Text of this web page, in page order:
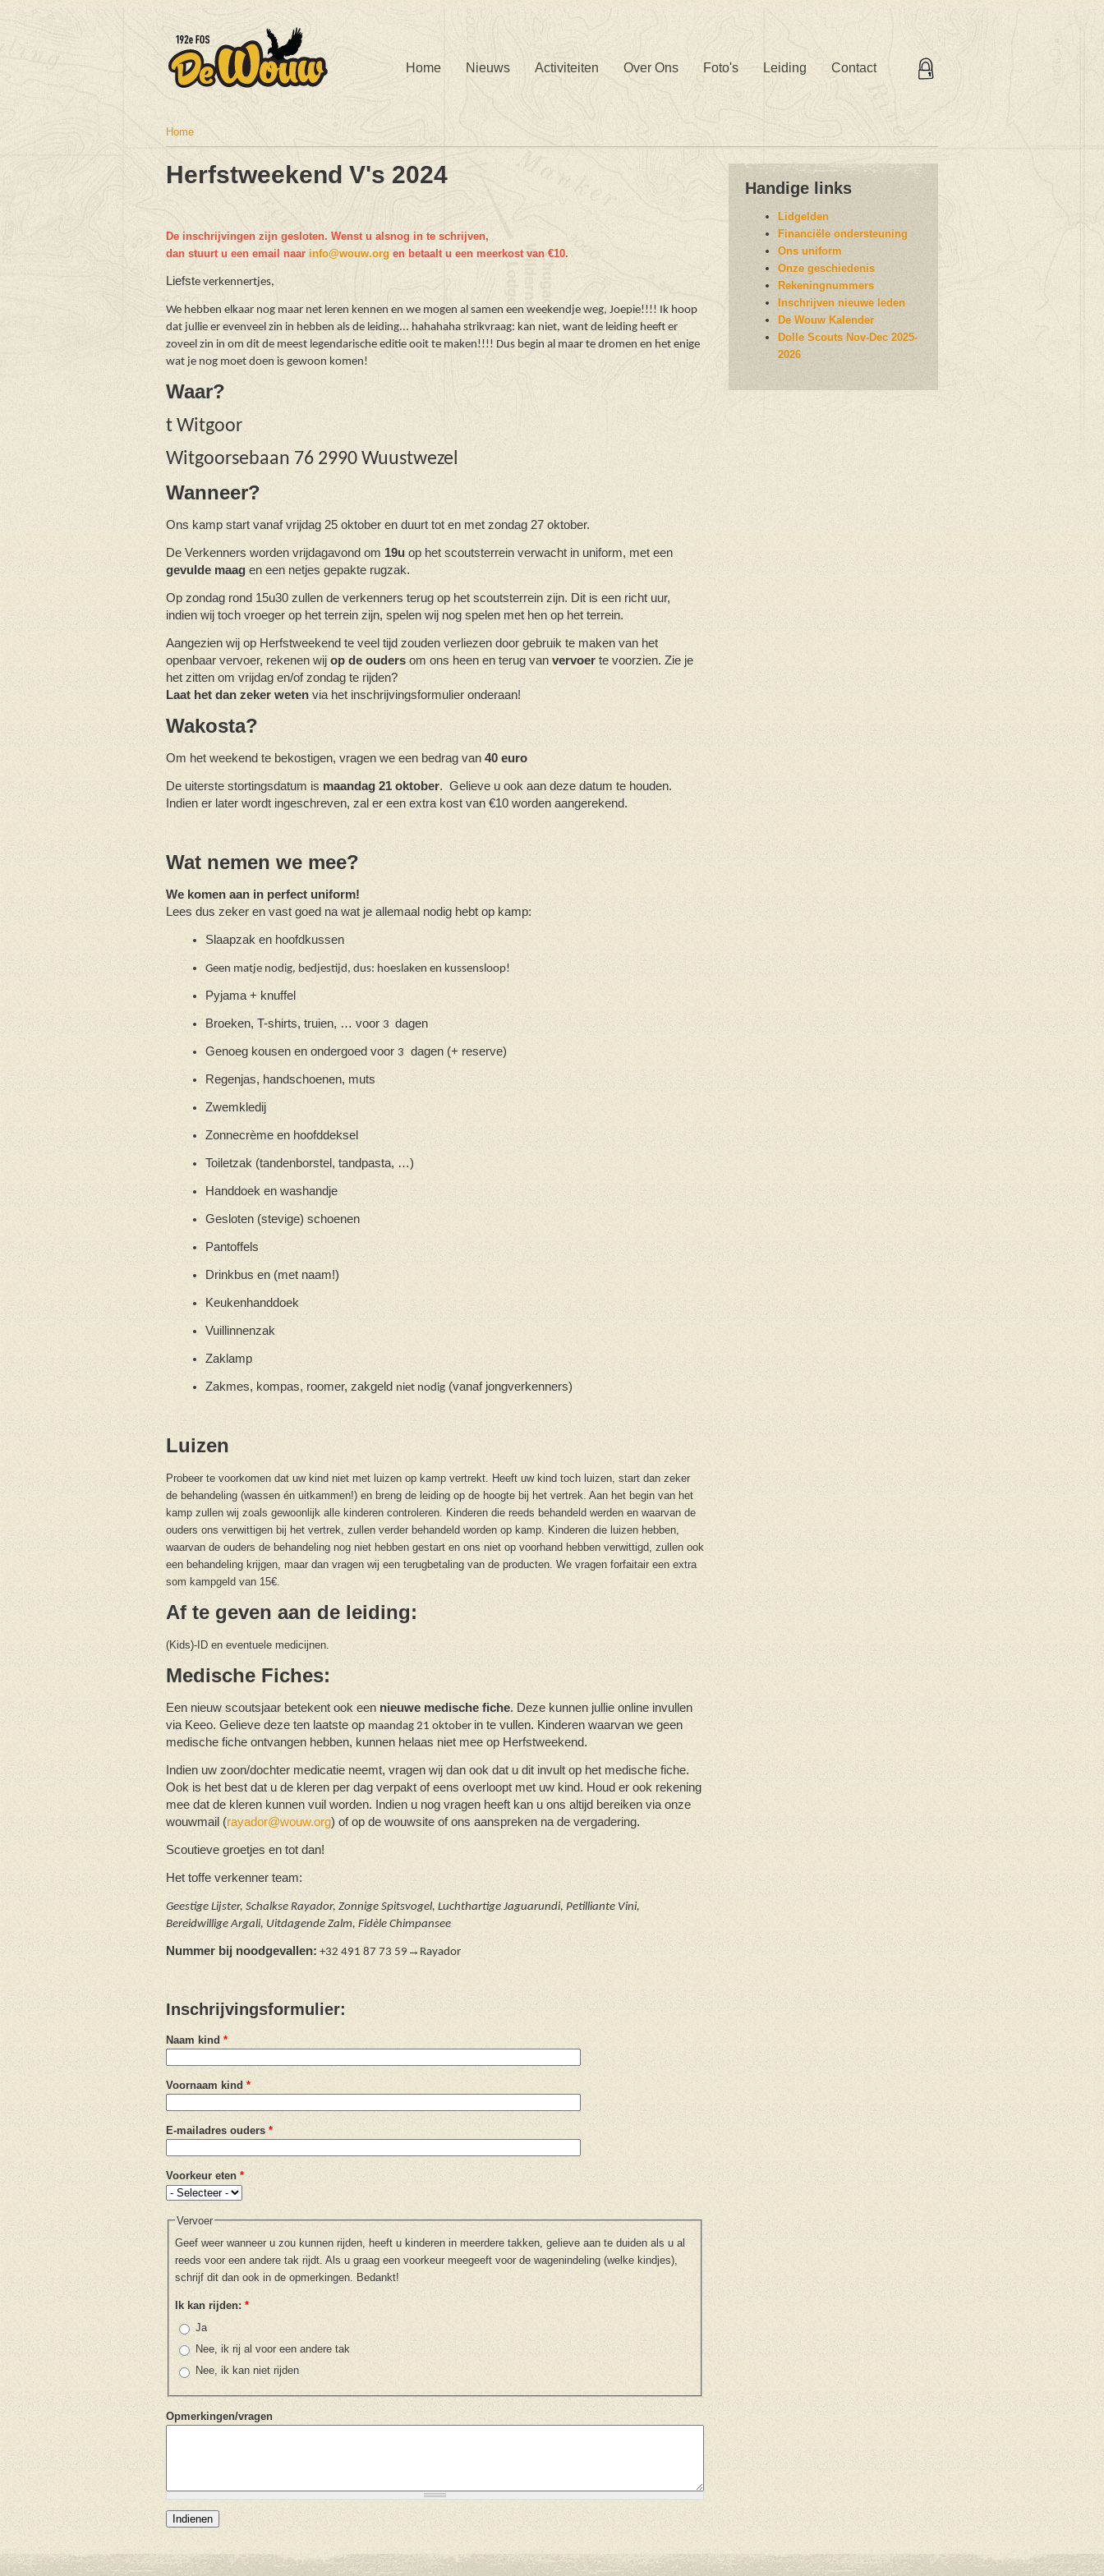
Home Nieuws Activiteiten Over Ons Foto's Leiding Contact
U bent hier
Home
Herfstweekend V's 2024
De inschrijvingen zijn gesloten. Wenst u alsnog in te schrijven,
dan stuurt u een email naar info@wouw.org en betaalt u een meerkost van €10.
Liefste verkennertjes,
We hebben elkaar nog maar net leren kennen en we mogen al samen een weekendje weg, Joepie!!!! Ik hoop
dat jullie er evenveel zin in hebben als de leiding... hahahaha strikvraag: kan niet, want de leiding heeft er
zoveel zin in om dit de meest legendarische editie ooit te maken!!!! Dus begin al maar te dromen en het enige
wat je nog moet doen is gewoon komen!
Waar?
t Witgoor
Witgoorsebaan 76 2990 Wuustwezel
Wanneer?
Ons kamp start vanaf vrijdag 25 oktober en duurt tot en met zondag 27 oktober.
De Verkenners worden vrijdagavond om 19u op het scoutsterrein verwacht in uniform, met een
gevulde maag en een netjes gepakte rugzak.
Op zondag rond 15u30 zullen de verkenners terug op het scoutsterrein zijn. Dit is een richt uur,
indien wij toch vroeger op het terrein zijn, spelen wij nog spelen met hen op het terrein.
Aangezien wij op Herfstweekend te veel tijd zouden verliezen door gebruik te maken van het
openbaar vervoer, rekenen wij op de ouders om ons heen en terug van vervoer te voorzien. Zie je
het zitten om vrijdag en/of zondag te rijden?
Laat het dan zeker weten via het inschrijvingsformulier onderaan!
Wakosta?
Om het weekend te bekostigen, vragen we een bedrag van 40 euro
De uiterste stortingsdatum is maandag 21 oktober. Gelieve u ook aan deze datum te houden.
Indien er later wordt ingeschreven, zal er een extra kost van €10 worden aangerekend.
Wat nemen we mee?
We komen aan in perfect uniform!
Lees dus zeker en vast goed na wat je allemaal nodig hebt op kamp:
Slaapzak en hoofdkussen
Geen matje nodig, bedjestijd, dus: hoeslaken en kussensloop!
Pyjama + knuffel
Broeken, T-shirts, truien, … voor 3 dagen
Genoeg kousen en ondergoed voor 3 dagen (+ reserve)
Regenjas, handschoenen, muts
Zwemkledij
Zonnecrème en hoofddeksel
Toiletzak (tandenborstel, tandpasta, …)
Handdoek en washandje
Gesloten (stevige) schoenen
Pantoffels
Drinkbus en (met naam!)
Keukenhanddoek
Vuillinnenzak
Zaklamp
Zakmes, kompas, roomer, zakgeld niet nodig (vanaf jongverkenners)
Luizen
Probeer te voorkomen dat uw kind niet met luizen op kamp vertrekt. Heeft uw kind toch luizen, start dan zeker
de behandeling (wassen én uitkammen!) en breng de leiding op de hoogte bij het vertrek. Aan het begin van het
kamp zullen wij zoals gewoonlijk alle kinderen controleren. Kinderen die reeds behandeld werden en waarvan de
ouders ons verwittigen bij het vertrek, zullen verder behandeld worden op kamp. Kinderen die luizen hebben,
waarvan de ouders de behandeling nog niet hebben gestart en ons niet op voorhand hebben verwittigd, zullen ook
een behandeling krijgen, maar dan vragen wij een terugbetaling van de producten. We vragen forfaitair een extra
som kampgeld van 15€.
Af te geven aan de leiding:
(Kids)-ID en eventuele medicijnen.
Medische Fiches:
Een nieuw scoutsjaar betekent ook een nieuwe medische fiche. Deze kunnen jullie online invullen
via Keeo. Gelieve deze ten laatste op maandag 21 oktober in te vullen. Kinderen waarvan we geen
medische fiche ontvangen hebben, kunnen helaas niet mee op Herfstweekend.
Indien uw zoon/dochter medicatie neemt, vragen wij dan ook dat u dit invult op het medische fiche.
Ook is het best dat u de kleren per dag verpakt of eens overloopt met uw kind. Houd er ook rekening
mee dat de kleren kunnen vuil worden. Indien u nog vragen heeft kan u ons altijd bereiken via onze
wouwmail (rayador@wouw.org) of op de wouwsite of ons aanspreken na de vergadering.
Scoutieve groetjes en tot dan!
Het toffe verkenner team:
Geestige Lijster, Schalkse Rayador, Zonnige Spitsvogel, Luchthartige Jaguarundi, Petilliante Vini,
Bereidwillige Argali, Uitdagende Zalm, Fidèle Chimpansee
Nummer bij noodgevallen: +32 491 87 73 59 → Rayador
Inschrijvingsformulier:
Naam kind *
Voornaam kind *
E-mailadres ouders *
Voorkeur eten *
Vervoer
Geef weer wanneer u zou kunnen rijden, heeft u kinderen in meerdere takken, gelieve aan te duiden als u al
reeds voor een andere tak rijdt. Als u graag een voorkeur meegeeft voor de wagenindeling (welke kindjes),
schrijf dit dan ook in de opmerkingen. Bedankt!
Ik kan rijden: *
Ja
Nee, ik rij al voor een andere tak
Nee, ik kan niet rijden
Opmerkingen/vragen
Handige links
Lidgelden
Financiële ondersteuning
Ons uniform
Onze geschiedenis
Rekeningnummers
Inschrijven nieuwe leden
De Wouw Kalender
Dolle Scouts Nov-Dec 2025-
2026